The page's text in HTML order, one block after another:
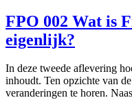
FPO 002 Wat is
eigenlijk?
In deze tweede aflevering
inhoudt. Ten opzichte van
veranderingen te horen.